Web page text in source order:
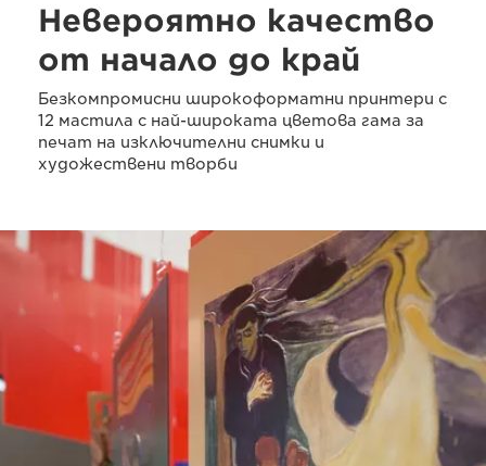
Невероятно качество
от начало до край
Безкомпромисни широкоформатни принтери с
12 мастила с най-широката цветова гама за
печат на изключителни снимки и
художествени творби